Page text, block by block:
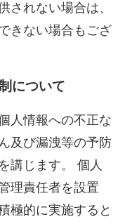
れない場合は、
きない場合もござ
について
人情報への不正な
及び漏洩等の予防
講じます。 個人
理責任者を設置
極的に実施すると